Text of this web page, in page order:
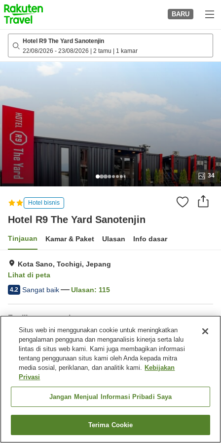
to
top
page
BARU
Hotel R9 The Yard Sanotenjin
22/08/2026 - 23/08/2026 2 tamu 1 kamar
34
Hotel bisnis
Hotel R9 The Yard Sanotenjin
Tinjauan Kamar & Paket Ulasan Info dasar
Kota Sano, Tochigi, Jepang
Lihat di peta
4.2 Sangat baik Ulasan: 115
Fasilitas properti
Wi-Fi
Benar-benar bebas rokok
Area tertentu bisa merokok
Parkir gratis
Beranda Jepang Tochigi
Kota Sano
Hotel R9 The Yard Sanotenjin
Cari kamar
Situs web ini menggunakan cookie untuk meningkatkan
pengalaman pengguna dan menganalisis kinerja serta lalu
lintas di situs web kami. Kami juga membagikan informasi
tentang penggunaan situs kami oleh Anda kepada mitra
media sosial, periklanan, dan analitik kami. Kebijakan
Privasi
Jangan Menjual Informasi Pribadi Saya
Terima Cookie